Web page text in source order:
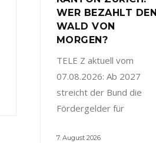
WER BEZAHLT DEN
WALD VON
MORGEN?
TELE Z aktuell vom
07.08.2026: Ab 2027
streicht der Bund die
Fördergelder für
7. August 2026